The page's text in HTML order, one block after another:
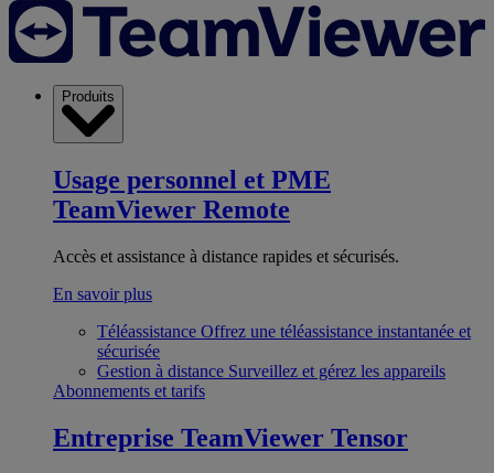
Produits
Usage personnel et PME
TeamViewer Remote
Accès et assistance à distance rapides et sécurisés.
En savoir plus
Téléassistance Offrez une téléassistance instantanée et
sécurisée
Gestion à distance Surveillez et gérez les appareils
Abonnements et tarifs
Entreprise TeamViewer Tensor